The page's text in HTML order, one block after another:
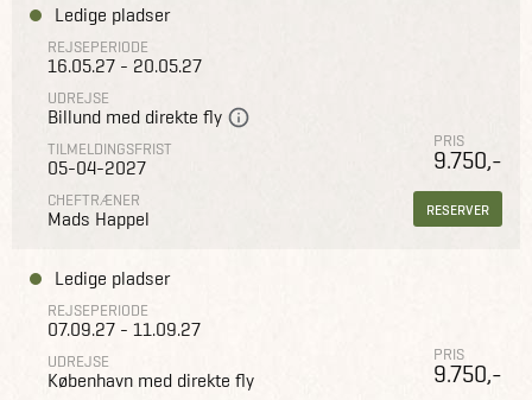
Ledige pladser
REJSEPERIODE
16.05.27 - 20.05.27
UDREJSE
Billund med direkte fly
TILMELDINGSFRIST
05-04-2027
CHEFTRÆNER
Mads Happel
PRIS
9.750,-
RESERVER
Ledige pladser
REJSEPERIODE
07.09.27 - 11.09.27
UDREJSE
København med direkte fly
PRIS
9.750,-